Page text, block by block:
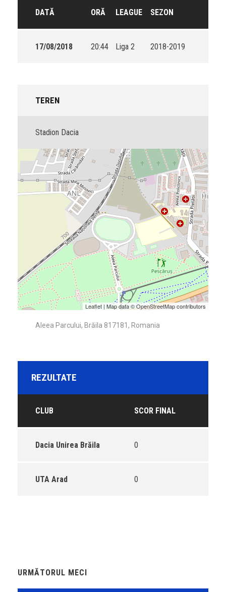
DATĂ ORĂ LEAGUE SEZON
17/08/2018 20:44 Liga 2 2018-2019
TEREN
Stadion Dacia
Leaflet| Map data ©OpenStreetMapcontributors
Aleea Parcului, Brăila 817181, Romania
REZULTATE
CLUB SCOR FINAL
Dacia Unirea Brăila 0
UTA Arad 0
URMĂTORUL MECI